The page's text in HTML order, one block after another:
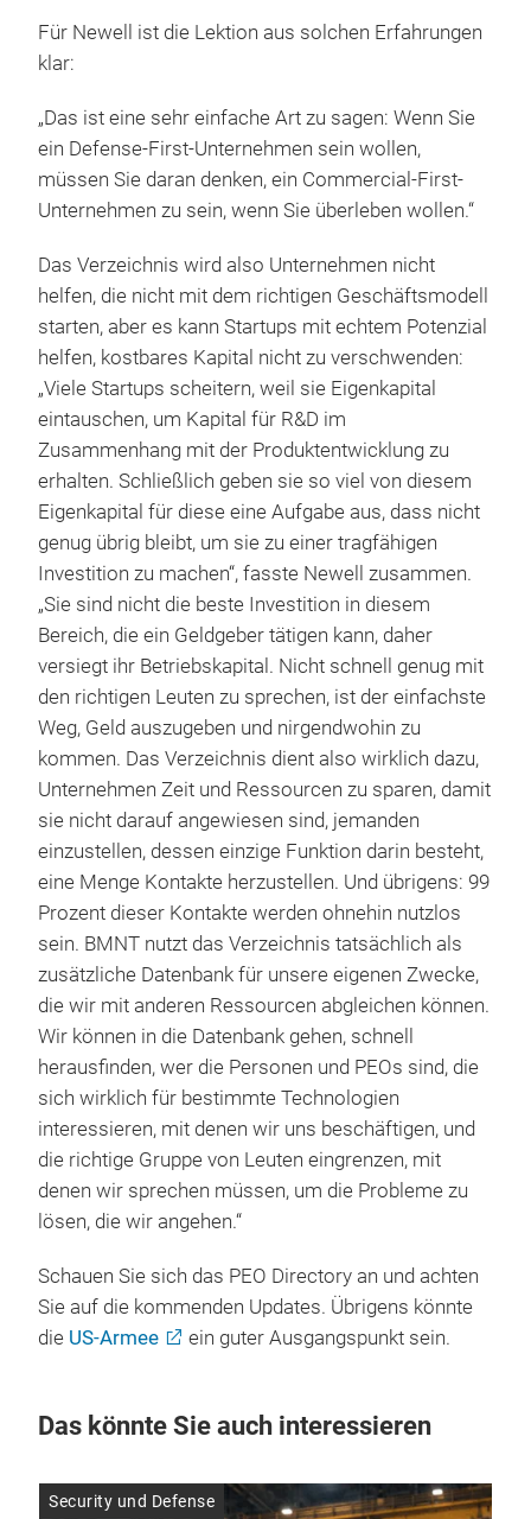
Für Newell ist die Lektion aus solchen Erfahrungen
klar:
„Das ist eine sehr einfache Art zu sagen: Wenn Sie
ein Defense-First-Unternehmen sein wollen,
müssen Sie daran denken, ein Commercial-First-
Unternehmen zu sein, wenn Sie überleben wollen.“
Das Verzeichnis wird also Unternehmen nicht
helfen, die nicht mit dem richtigen Geschäftsmodell
starten, aber es kann Startups mit echtem Potenzial
helfen, kostbares Kapital nicht zu verschwenden:
„Viele Startups scheitern, weil sie Eigenkapital
eintauschen, um Kapital für R&D im
Zusammenhang mit der Produktentwicklung zu
erhalten. Schließlich geben sie so viel von diesem
Eigenkapital für diese eine Aufgabe aus, dass nicht
genug übrig bleibt, um sie zu einer tragfähigen
Investition zu machen“, fasste Newell zusammen.
„Sie sind nicht die beste Investition in diesem
Bereich, die ein Geldgeber tätigen kann, daher
versiegt ihr Betriebskapital. Nicht schnell genug mit
den richtigen Leuten zu sprechen, ist der einfachste
Weg, Geld auszugeben und nirgendwohin zu
kommen. Das Verzeichnis dient also wirklich dazu,
Unternehmen Zeit und Ressourcen zu sparen, damit
sie nicht darauf angewiesen sind, jemanden
einzustellen, dessen einzige Funktion darin besteht,
eine Menge Kontakte herzustellen. Und übrigens: 99
Prozent dieser Kontakte werden ohnehin nutzlos
sein. BMNT nutzt das Verzeichnis tatsächlich als
zusätzliche Datenbank für unsere eigenen Zwecke,
die wir mit anderen Ressourcen abgleichen können.
Wir können in die Datenbank gehen, schnell
herausfinden, wer die Personen und PEOs sind, die
sich wirklich für bestimmte Technologien
interessieren, mit denen wir uns beschäftigen, und
die richtige Gruppe von Leuten eingrenzen, mit
denen wir sprechen müssen, um die Probleme zu
lösen, die wir angehen.“
Schauen Sie sich das PEO Directory an und achten
Sie auf die kommenden Updates. Übrigens könnte
die US-Armee ein guter Ausgangspunkt sein.
Das könnte Sie auch interessieren
Security und Defense